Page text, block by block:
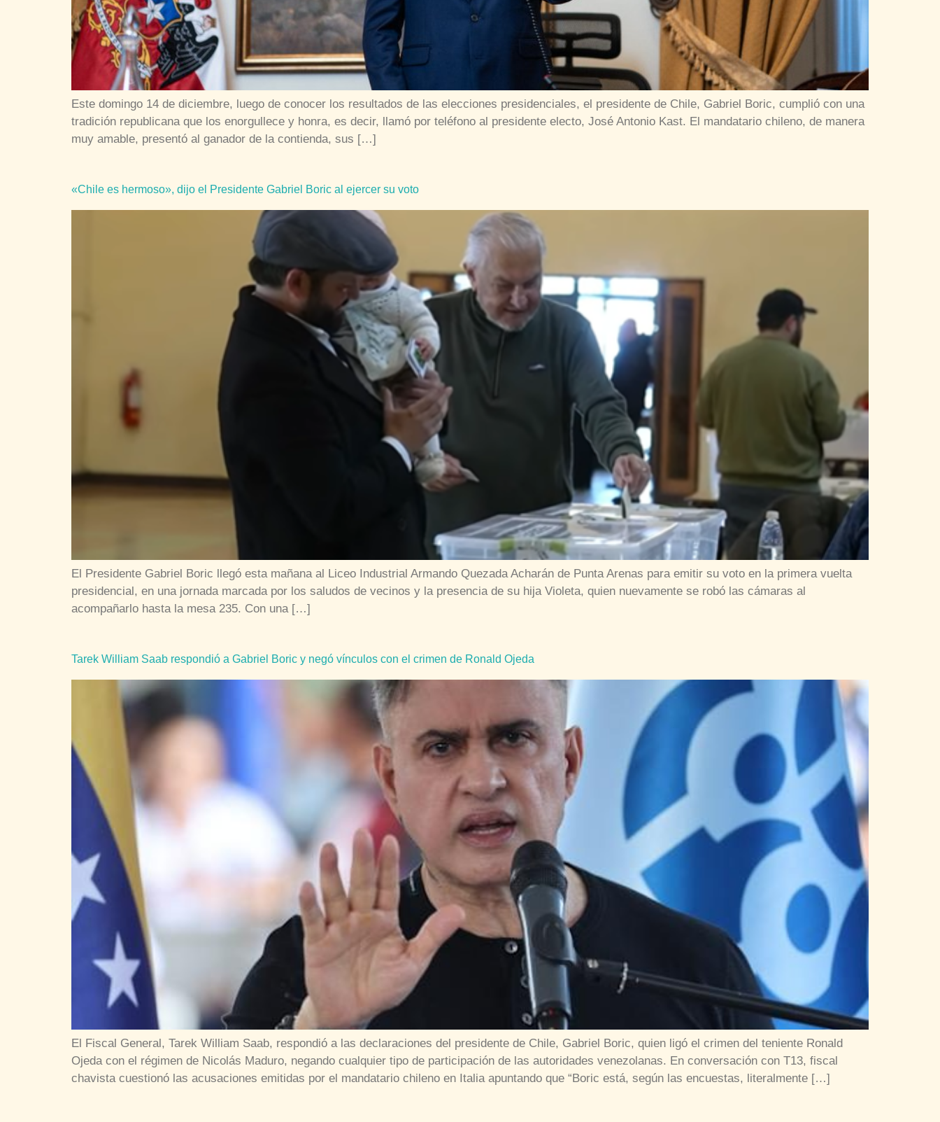
Este domingo 14 de diciembre, luego de conocer los resultados de las elecciones presidenciales, el presidente de Chile, Gabriel Boric, cumplió con una
tradición republicana que los enorgullece y honra, es decir, llamó por teléfono al presidente electo, José Antonio Kast. El mandatario chileno, de manera
muy amable, presentó al ganador de la contienda, sus […]
«Chile es hermoso», dijo el Presidente Gabriel Boric al ejercer su voto
El Presidente Gabriel Boric llegó esta mañana al Liceo Industrial Armando Quezada Acharán de Punta Arenas para emitir su voto en la primera vuelta
presidencial, en una jornada marcada por los saludos de vecinos y la presencia de su hija Violeta, quien nuevamente se robó las cámaras al
acompañarlo hasta la mesa 235. Con una […]
Tarek William Saab respondió a Gabriel Boric y negó vínculos con el crimen de Ronald Ojeda
El Fiscal General, Tarek William Saab, respondió a las declaraciones del presidente de Chile, Gabriel Boric, quien ligó el crimen del teniente Ronald
Ojeda con el régimen de Nicolás Maduro, negando cualquier tipo de participación de las autoridades venezolanas. En conversación con T13, fiscal
chavista cuestionó las acusaciones emitidas por el mandatario chileno en Italia apuntando que “Boric está, según las encuestas, literalmente […]